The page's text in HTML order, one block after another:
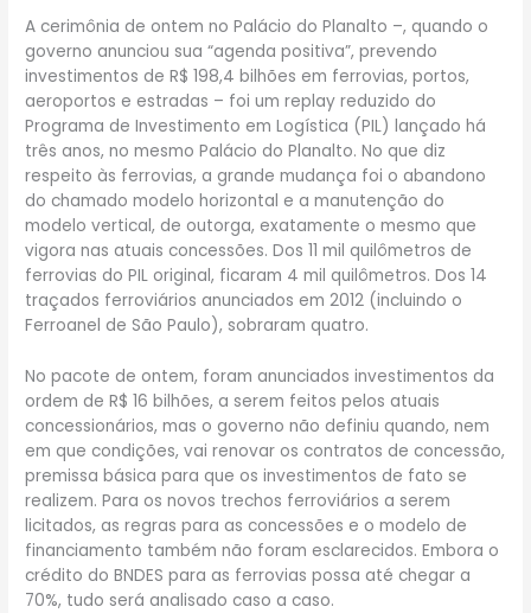
A cerimônia de ontem no Palácio do Planalto –, quando o
governo anunciou sua “agenda positiva”, prevendo
investimentos de R$ 198,4 bilhões em ferrovias, portos,
aeroportos e estradas – foi um replay reduzido do
Programa de Investimento em Logística (PIL) lançado há
três anos, no mesmo Palácio do Planalto. No que diz
respeito às ferrovias, a grande mudança foi o abandono
do chamado modelo horizontal e a manutenção do
modelo vertical, de outorga, exatamente o mesmo que
vigora nas atuais concessões. Dos 11 mil quilômetros de
ferrovias do PIL original, ficaram 4 mil quilômetros. Dos 14
traçados ferroviários anunciados em 2012 (incluindo o
Ferroanel de São Paulo), sobraram quatro.
No pacote de ontem, foram anunciados investimentos da
ordem de R$ 16 bilhões, a serem feitos pelos atuais
concessionários, mas o governo não definiu quando, nem
em que condições, vai renovar os contratos de concessão,
premissa básica para que os investimentos de fato se
realizem. Para os novos trechos ferroviários a serem
licitados, as regras para as concessões e o modelo de
financiamento também não foram esclarecidos. Embora o
crédito do BNDES para as ferrovias possa até chegar a
70%, tudo será analisado caso a caso.